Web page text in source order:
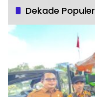
Dekade Populer